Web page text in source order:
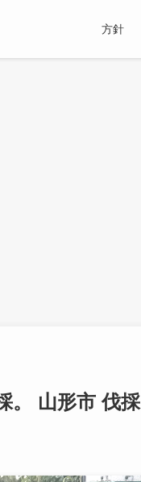
方針
。 山形市 伐採